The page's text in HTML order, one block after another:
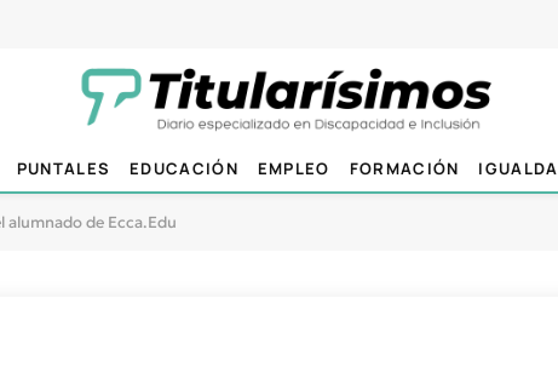
PUNTALES EDUCACIÓN EMPLEO FORMACIÓN
alumnado de Ecca.Edu